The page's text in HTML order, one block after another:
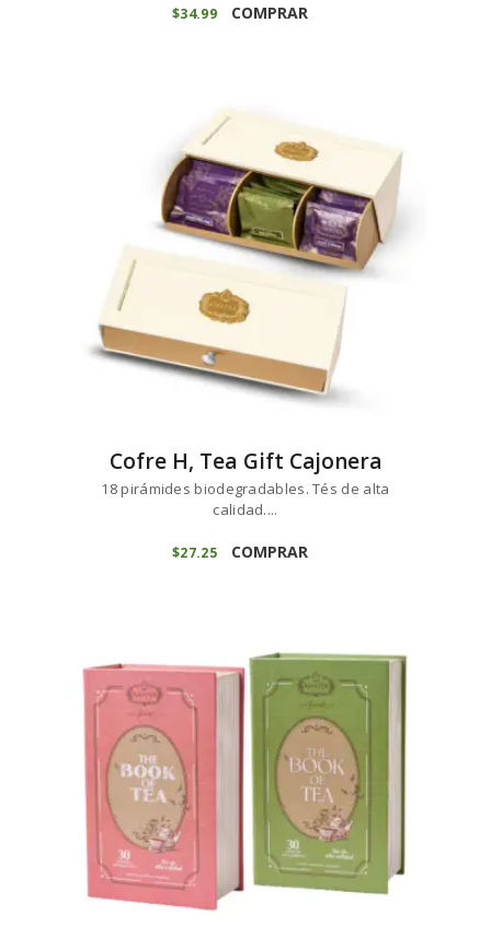
$34 99 COMPRAR
Cofre H, Tea Gift Cajonera
18 pirámides biodegradables. Tés de alta
calidad....
$27 25 COMPRAR